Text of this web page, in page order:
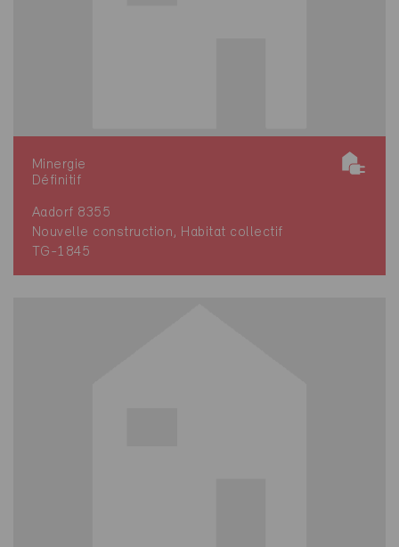
Minergie
Définitif
Aadorf 8355
Nouvelle construction, Habitat collectif
TG-1845